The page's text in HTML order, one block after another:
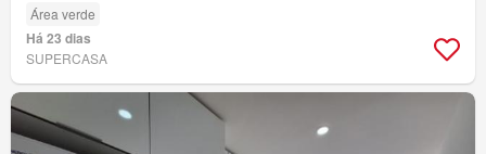
Área verde
Há 23 dias
SUPERCASA